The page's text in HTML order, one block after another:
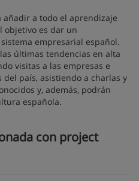
a todo el aprendizaje
objetivo es dar un
empresarial español.
últimas tendencias en alta
visitas a las empresas e
país, asistiendo a charlas y
y, además, podrán
española.
con project